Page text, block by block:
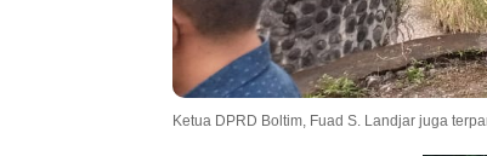
Ketua DPRD Boltim, Fuad S. Landjar juga